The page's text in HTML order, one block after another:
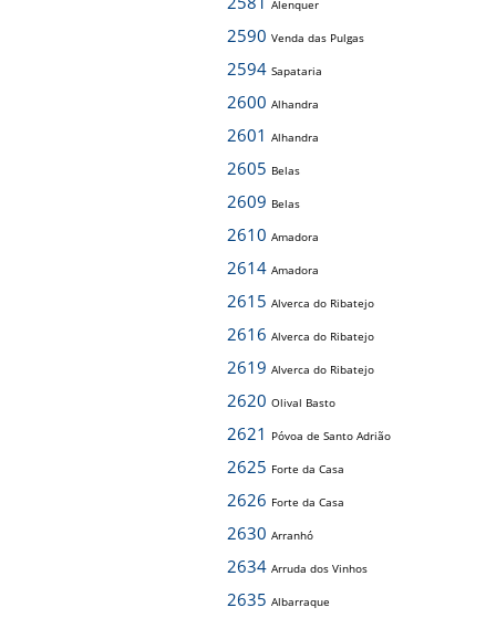
Alenquer
2590 Venda das Pulgas
2594 Sapataria
2600 Alhandra
2601 Alhandra
2605 Belas
2609 Belas
2610 Amadora
2614 Amadora
2615 Alverca do Ribatejo
2616 Alverca do Ribatejo
2619 Alverca do Ribatejo
2620 Olival Basto
2621 Póvoa de Santo Adrião
2625 Forte da Casa
2626 Forte da Casa
2630 Arranhó
2634 Arruda dos Vinhos
2635 Albarraque